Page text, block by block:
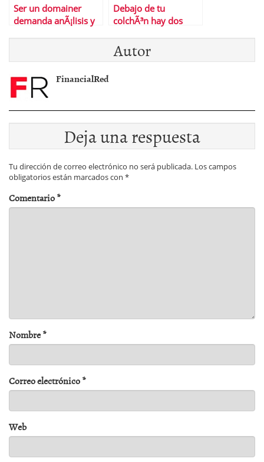
Ser un domainer
demanda anÃ¡lisis y
Debajo de tu
colchÃ³n hay dos
Autor
FinancialRed
Deja una respuesta
Tu dirección de correo electrónico no será publicada. Los campos
obligatorios están marcados con *
Comentario*
Nombre*
Correo electrónico*
Web